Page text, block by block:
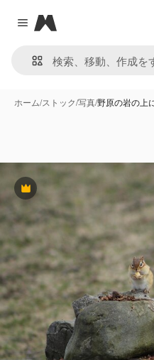
Close menu
Magnific
ホーム/ストック/写真/野原の岩の上
Premium